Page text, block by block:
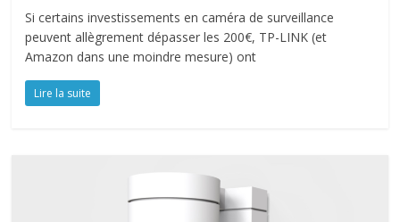
Si certains investissements en caméra de surveillance
peuvent allègrement dépasser les 200€, TP-LINK (et
Amazon dans une moindre mesure) ont
Lire la suite